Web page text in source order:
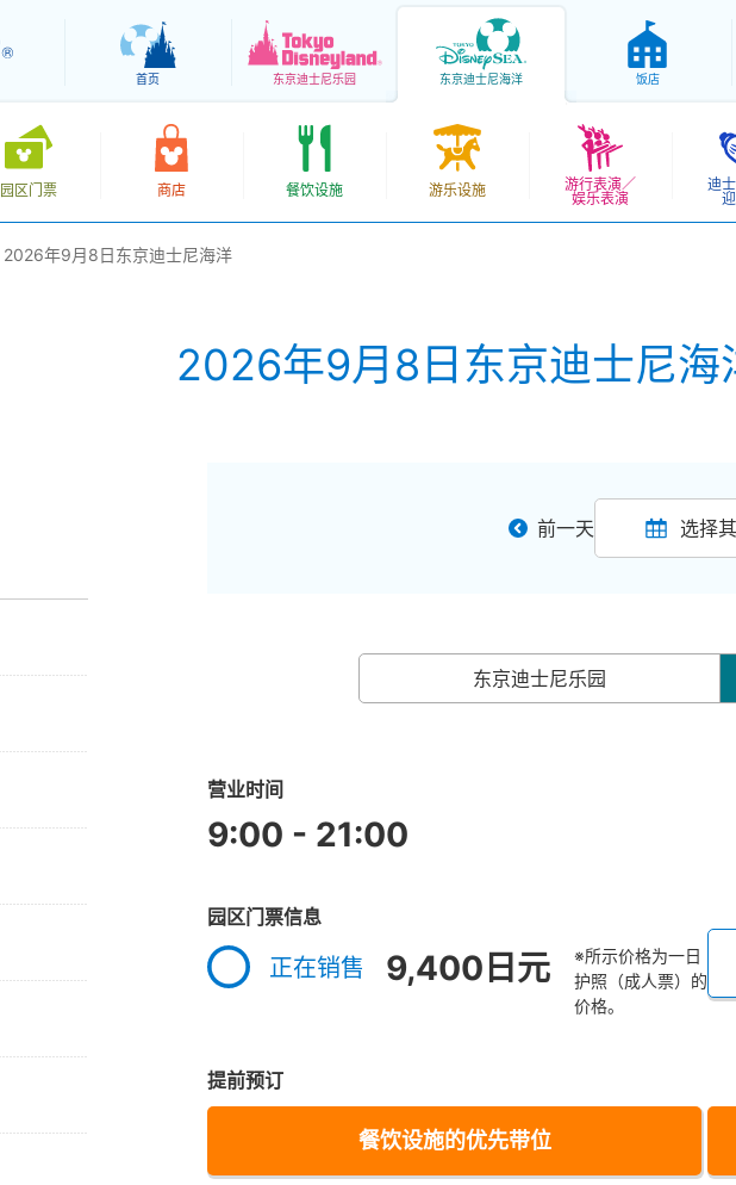
首页 东京迪士尼乐园 东京迪士尼海洋 饭店
园区门票 商店 餐饮设施 游乐设施
游行表演／
娱乐表演
迪
2026年9月8日东京迪士尼海洋
2026年9月8日东京迪士尼海
前一天 选择
东京迪士尼乐园
营业时间
9:00 - 21:00
园区门票信息
正在销售 9,400日元
※所示价格为一日
护照（成人票）的
价格。
提前预订
餐饮设施的优先带位